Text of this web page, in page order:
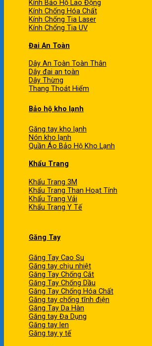
Kính Bảo Hộ Lao Động
Kính Chống Hóa Chất
Kính Chống Tia Laser
Kính Chống Tia UV
Đai An Toàn
Dây An Toàn Toàn Thân
Dây đai an toàn
Dây Thừng
Thang Thoát Hiểm
Bảo hộ kho lạnh
Găng tay kho lạnh
Nón kho lạnh
Quần Áo Bảo Hộ Kho Lạnh
Khẩu Trang
Khẩu Trang 3M
Khẩu Trang Than Hoạt Tính
Khẩu Trang Vải
Khẩu Trang Y Tế
Găng Tay
Găng Tay Cao Su
Găng tay chịu nhiệt
Găng Tay Chống Cắt
Găng Tay Chống Dầu
Găng Tay Chống Hóa Chất
Găng tay chống tĩnh điện
Găng Tay Da Hàn
Găng tay Đa Dụng
Găng tay len
Găng tay y tế